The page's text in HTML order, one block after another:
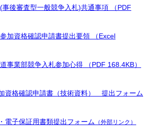
後審査型一般競争入札)共通事項 （PDF
加資格確認申請書提出要領 （Excel
事業部競争入札参加心得 （PDF 168.4KB）
資格確認申請書（技術資料） 提出フォーム
電子保証用書類提出フォーム （外部リンク）